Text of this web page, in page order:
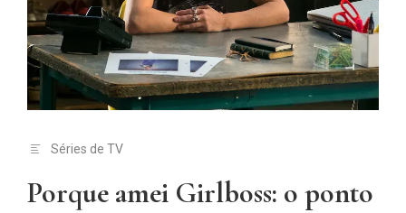
Séries de TV
Porque amei Girlboss: o ponto